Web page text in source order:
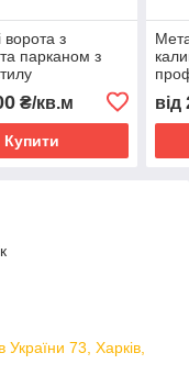
ворота з
парканом з
₴/кв.м
Купити
від
73, Харків,